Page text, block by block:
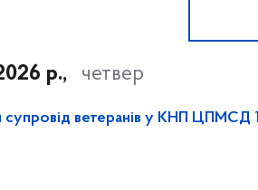
р., четвер
супровід ветеранів у КНП ЦПМСД